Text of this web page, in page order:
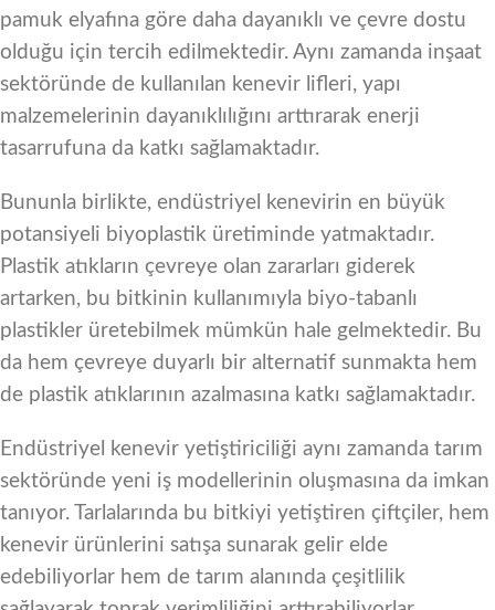
pamuk elyafına göre daha dayanıklı ve çevre dostu
olduğu için tercih edilmektedir. Aynı zamanda inşaat
sektöründe de kullanılan kenevir lifleri, yapı
malzemelerinin dayanıklılığını arttırarak enerji
tasarrufuna da katkı sağlamaktadır.
Bununla birlikte, endüstriyel kenevirin en büyük
potansiyeli biyoplastik üretiminde yatmaktadır.
Plastik atıkların çevreye olan zararları giderek
artarken, bu bitkinin kullanımıyla biyo-tabanlı
plastikler üretebilmek mümkün hale gelmektedir. Bu
da hem çevreye duyarlı bir alternatif sunmakta hem
de plastik atıklarının azalmasına katkı sağlamaktadır.
Endüstriyel kenevir yetiştiriciliği aynı zamanda tarım
sektöründe yeni iş modellerinin oluşmasına da imkan
tanıyor. Tarlalarında bu bitkiyi yetiştiren çiftçiler, hem
kenevir ürünlerini satışa sunarak gelir elde
edebiliyorlar hem de tarım alanında çeşitlilik